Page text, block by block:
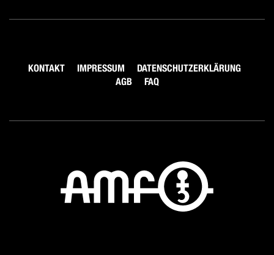
KONTAKT IMPRESSUM
DATENSCHUTZERKLÄRUNG
AGB
FAQ